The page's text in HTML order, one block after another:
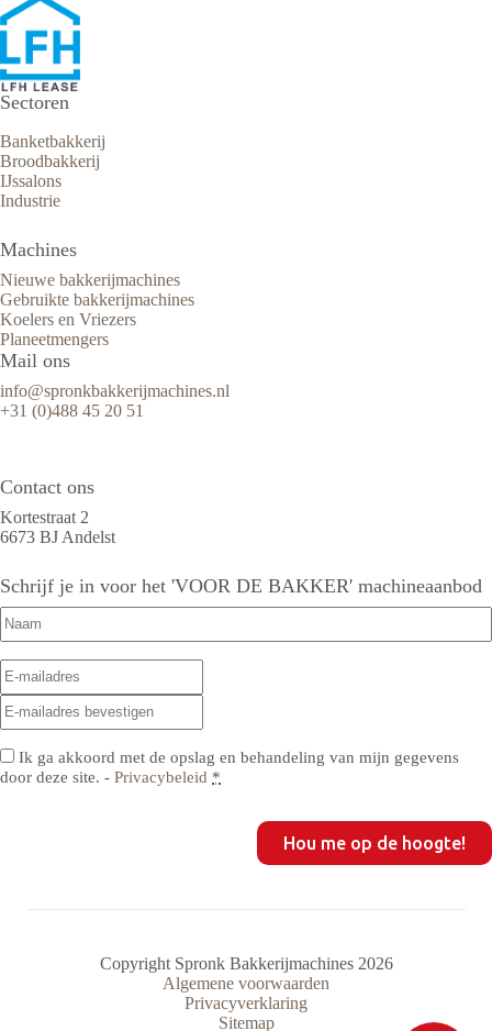
Sectoren
Banketbakkerij
Broodbakkerij
IJssalons
Industrie
Machines
Nieuwe bakkerijmachines
Gebruikte bakkerijmachines
Koelers en Vriezers
Planeetmengers
Mail ons
info@spronkbakkerijmachines.nl
+31 (0)488 45 20 51
Contact ons
Kortestraat 2
6673 BJ Andelst
Schrijf je in voor het 'VOOR DE BAKKER' machineaanbod
Naam
E-
mailadres(Vereist)
Privacy(Vereist)
Ik ga akkoord met de opslag en behandeling van mijn gegevens
door deze site. - Privacybeleid *
Copyright Spronk Bakkerijmachines 2026
Algemene voorwaarden
Privacyverklaring
Sitemap